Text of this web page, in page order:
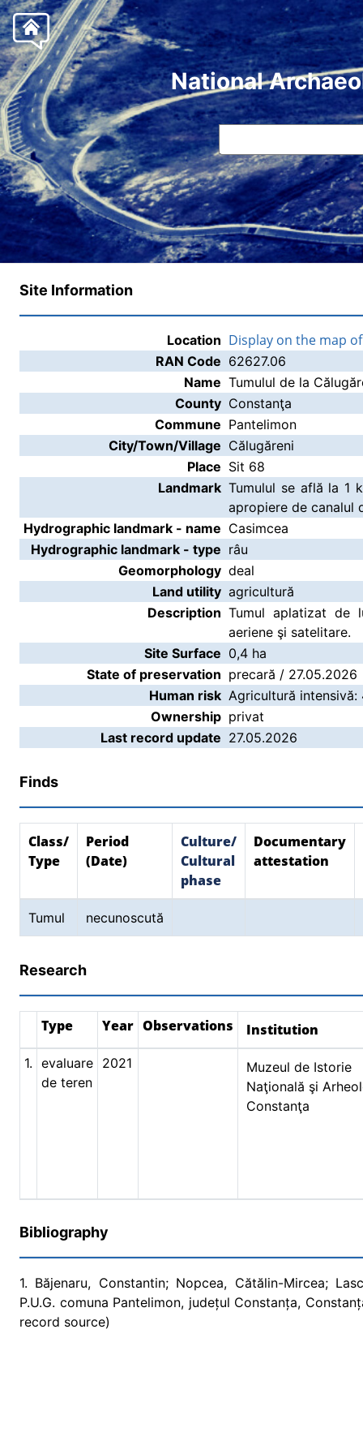
National
Site Information
Location Display on the map
RAN Code 62627.06
Name Tumulul de la
County Constanţa
Commune Pantelimon
City/Town/Village Călugăreni
Place Sit 68
Landmark Tumulul se află la 1
apropiere de canalul
Hydrographic landmark - name Casimcea
Hydrographic landmark - type râu
Geomorphology deal
Land utility agricultură
Description Tumul aplatizat de
aeriene şi satelitare.
Site Surface 0,4 ha
State of preservation precară / 27.05.2026
Human risk Agricultură intensivă:
Ownership privat
Last record update 27.05.2026
Finds
Class/
Type
Period
(Date)
Culture/
Cultural
phase
Documentary
attestation
Tumul necunoscută
Research
Type Year Observations Institution
1. evaluare
de teren
2021
Muzeul de Istorie
Naţională şi
Constanţa
Bibliography
1. Băjenaru, Constantin; Nopcea, Cătălin-Mircea;
P.U.G. comuna Pantelimon, județul Constanța,
record source)